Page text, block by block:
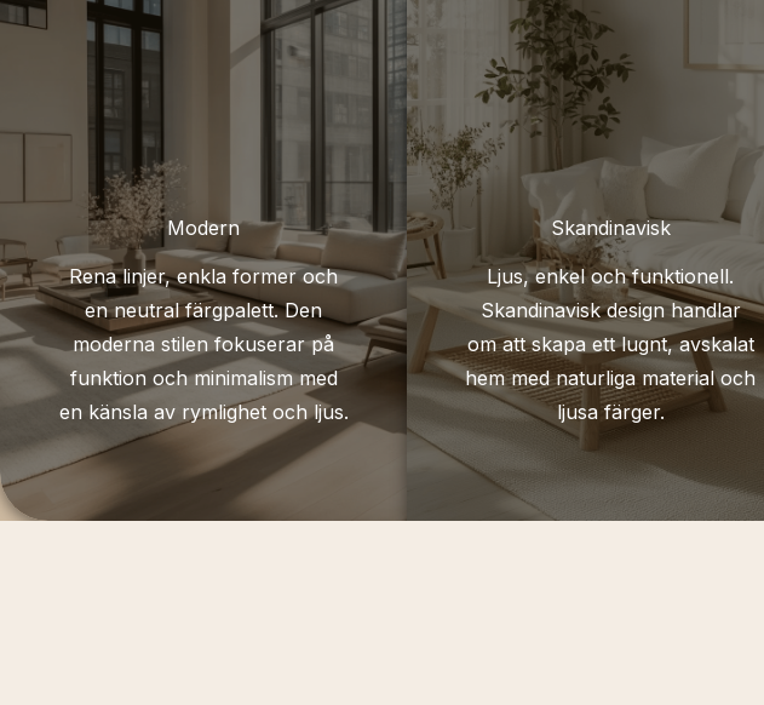
Modern
Rena linjer, enkla former och
en neutral färgpalett. Den
moderna stilen fokuserar på
funktion och minimalism med
en känsla av rymlighet och ljus.
Skandinavisk
Ljus, enkel och funktionell.
Skandinavisk design handlar
om att skapa ett lugnt, avskalat
hem med naturliga material och
ljusa färger.